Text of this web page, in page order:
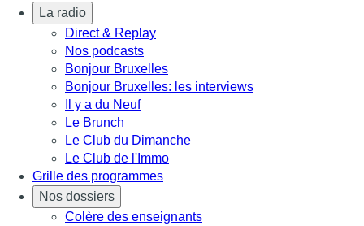
La radio
Direct & Replay
Nos podcasts
Bonjour Bruxelles
Bonjour Bruxelles: les interviews
Il y a du Neuf
Le Brunch
Le Club du Dimanche
Le Club de l'Immo
Grille des programmes
Nos dossiers
Colère des enseignants